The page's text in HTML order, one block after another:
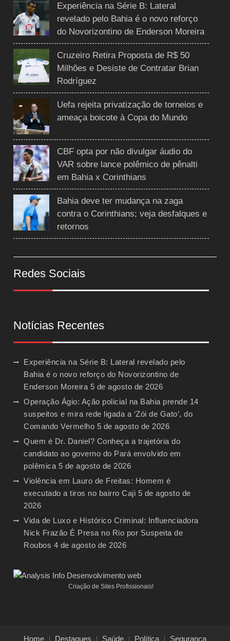
Experiência na Série B: Lateral
revelado pelo Bahia é o novo reforço
do Novorizontino de Enderson Moreira
Cruzeiro Retira Proposta de R$ 50
Milhões e Desiste de Contratar Brian
Rodríguez
Uefa rejeita privatização de torneios e
ameaça boicote à Copa do Mundo
CBF opta por não divulgar áudio do
VAR sobre lance polêmico de pênalti
em Bahia x Corinthians
Bahia deve ter mudança na zaga
contra o Corinthians; veja desfalques e
retornos
Redes Sociais
Notícias Recentes
Experiência na Série B: Lateral revelado pelo
Bahia é o novo reforço do Novorizontino de
Enderson Moreira 5 de agosto de 2026
Operação Ágio: Ação policial na Bahia prende 14
suspeitos e mira rede ligada a ‘Zói de Gato’, do
Comando Vermelho 5 de agosto de 2026
Quem é Dr. Daniel? Conheça a trajetória do
candidato ao governo do Pará envolvido em
polêmica 5 de agosto de 2026
Violência em Lauro de Freitas: Homem é
executado a tiros no bairro Caji 5 de agosto de
2026
Vida de Luxo e Histórico Criminal: Influenciadora
Nick Frazão É Presa no Rio por Suspeita de
Roubos 4 de agosto de 2026
Criação de Sites Profissionais!
Home Destaques Saúde Política Segurança